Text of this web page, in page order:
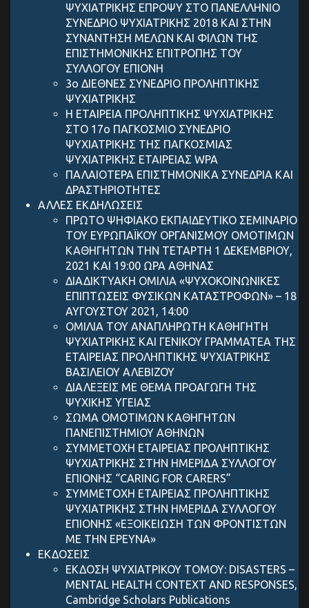
ΨΥΧΙΑΤΡΙΚΗΣ ΕΠΡΟΨΥ ΣΤΟ ΠΑΝΕΛΛΗΝΙΟ
ΣΥΝΕΔΡΙΟ ΨΥΧΙΑΤΡΙΚΗΣ 2018 ΚΑΙ ΣΤΗΝ
ΣΥΝΑΝΤΗΣΗ ΜΕΛΩΝ ΚΑΙ ΦΙΛΩΝ ΤΗΣ
ΕΠΙΣΤΗΜΟΝΙΚΗΣ ΕΠΙΤΡΟΠΗΣ ΤΟΥ
ΣΥΛΛΟΓΟΥ ΕΠΙΟΝΗ
3ο ΔΙΕΘΝΕΣ ΣΥΝΕΔΡΙΟ ΠΡΟΛΗΠΤΙΚΗΣ
ΨΥΧΙΑΤΡΙΚΗΣ
Η ΕΤΑΙΡΕΙΑ ΠΡΟΛΗΠΤΙΚΗΣ ΨΥΧΙΑΤΡΙΚΗΣ
ΣΤΟ 17ο ΠΑΓΚΟΣΜΙΟ ΣΥΝΕΔΡΙΟ
ΨΥΧΙΑΤΡΙΚΗΣ ΤΗΣ ΠΑΓΚΟΣΜΙΑΣ
ΨΥΧΙΑΤΡΙΚΗΣ ΕΤΑΙΡΕΙΑΣ WPA
ΠΑΛΑΙΟΤΕΡΑ ΕΠΙΣΤΗΜΟΝΙΚΑ ΣΥΝΕΔΡΙΑ ΚΑΙ
ΔΡΑΣΤΗΡΙΟΤΗΤΕΣ
ΑΛΛΕΣ ΕΚΔΗΛΩΣΕΙΣ
ΠΡΩΤΟ ΨΗΦΙΑΚΟ ΕΚΠΑΙΔΕΥΤΙΚΟ ΣΕΜΙΝΑΡΙΟ
ΤΟΥ ΕΥΡΩΠΑΪΚΟΥ ΟΡΓΑΝΙΣΜΟΥ ΟΜΟΤΙΜΩΝ
ΚΑΘΗΓΗΤΩΝ ΤΗΝ ΤΕΤΑΡΤΗ 1 ΔΕΚΕΜΒΡΙΟΥ,
2021 ΚΑΙ 19:00 ΩΡΑ ΑΘΗΝΑΣ
ΔΙΑΔΙΚΤΥΑΚΗ ΟΜΙΛΙΑ «ΨΥΧΟΚΟΙΝΩΝΙΚΕΣ
ΕΠΙΠΤΩΣΕΙΣ ΦΥΣΙΚΩΝ ΚΑΤΑΣΤΡΟΦΩΝ» – 18
ΑΥΓΟΥΣΤΟΥ 2021, 14:00
ΟΜΙΛΙΑ ΤΟΥ ΑΝΑΠΛΗΡΩΤΗ ΚΑΘΗΓΗΤΗ
ΨΥΧΙΑΤΡΙΚΗΣ ΚΑΙ ΓΕΝΙΚΟΥ ΓΡΑΜΜΑΤΕΑ ΤΗΣ
ΕΤΑΙΡΕΙΑΣ ΠΡΟΛΗΠΤΙΚΗΣ ΨΥΧΙΑΤΡΙΚΗΣ
ΒΑΣΙΛΕΙΟΥ ΑΛΕΒΙΖΟΥ
ΔΙΑΛΕΞΕΙΣ ΜΕ ΘΕΜΑ ΠΡΟΑΓΩΓΗ ΤΗΣ
ΨΥΧΙΚΗΣ ΥΓΕΙΑΣ
ΣΩΜΑ ΟΜΟΤΙΜΩΝ ΚΑΘΗΓΗΤΩΝ
ΠΑΝΕΠΙΣΤΗΜΙΟΥ ΑΘΗΝΩΝ
ΣΥΜΜΕΤΟΧΗ ΕΤΑΙΡΕΙΑΣ ΠΡΟΛΗΠΤΙΚΗΣ
ΨΥΧΙΑΤΡΙΚΗΣ ΣΤΗΝ ΗΜΕΡΙΔΑ ΣΥΛΛΟΓΟΥ
ΕΠΙΟΝΗΣ “CARING FOR CARERS”
ΣΥΜΜΕΤΟΧΗ ΕΤΑΙΡΕΙΑΣ ΠΡΟΛΗΠΤΙΚΗΣ
ΨΥΧΙΑΤΡΙΚΗΣ ΣΤΗΝ ΗΜΕΡΙΔΑ ΣΥΛΛΟΓΟΥ
ΕΠΙΟΝΗΣ «ΕΞΟΙΚΕΙΩΣΗ ΤΩΝ ΦΡΟΝΤΙΣΤΩΝ
ΜΕ ΤΗΝ ΕΡΕΥΝΑ»
ΕΚΔΟΣΕΙΣ
ΕΚΔΟΣΗ ΨΥΧΙΑΤΡΙΚΟΥ ΤΟΜΟΥ: DISASTERS –
MENTAL HEALTH CONTEXT AND RESPONSES,
Cambridge Scholars Publications